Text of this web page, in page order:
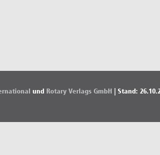
und Rotary Verlags GmbH | Stand: